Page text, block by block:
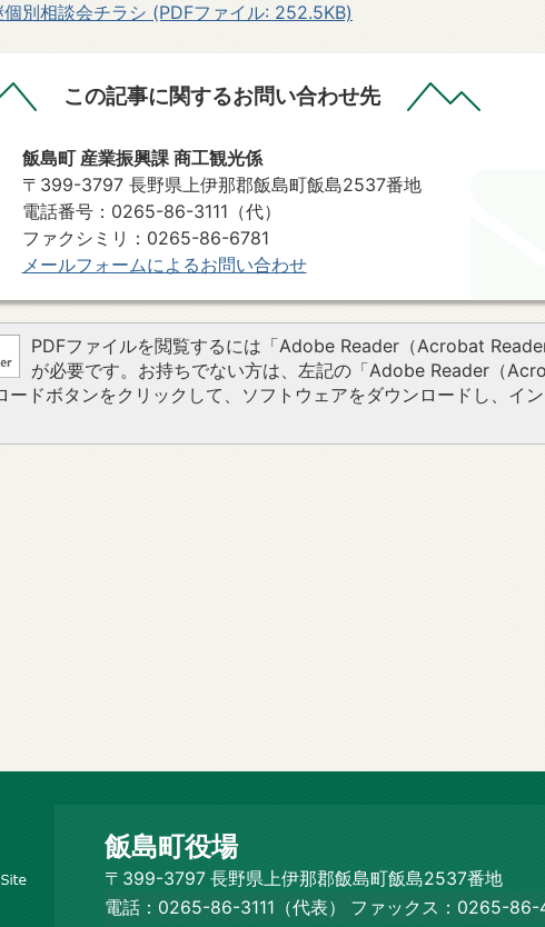
別相談会チラシ (PDFファイル: 252.5KB)
この記事に関するお問い合わせ先
飯島町 産業振興課 商工観光係
〒399-3797 長野県上伊那郡飯島町飯島2537番地
電話番号：0265-86-3111（代）
ファクシミリ：0265-86-6781​​​​​​​
メールフォームによるお問い合わせ
PDFファイルを閲覧するには「Adobe Reader（Acrobat Reader
が必要です。お持ちでない方は、左記の「Adobe Reader（
ードボタンをクリックして、ソフトウェアをダウンロードし、イ
飯島町役場
〒399-3797 長野県上伊那郡飯島町飯島2537番地
電話：0265-86-3111（代表）
ファックス：0265-86-